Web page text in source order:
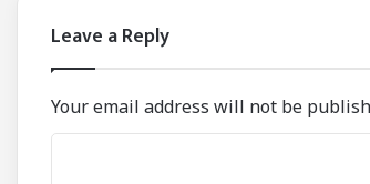
Leave a Reply
Your email address will not be